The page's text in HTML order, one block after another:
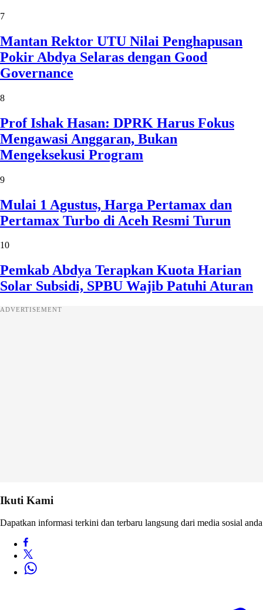
7
Mantan Rektor UTU Nilai Penghapusan
Pokir Abdya Selaras dengan Good
Governance
8
Prof Ishak Hasan: DPRK Harus Fokus
Mengawasi Anggaran, Bukan
Mengeksekusi Program
9
Mulai 1 Agustus, Harga Pertamax dan
Pertamax Turbo di Aceh Resmi Turun
10
Pemkab Abdya Terapkan Kuota Harian
Solar Subsidi, SPBU Wajib Patuhi Aturan
ADVERTISEMENT
Ikuti Kami
Dapatkan informasi terkini dan terbaru langsung dari media sosial anda